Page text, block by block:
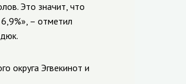
Это значит, что
– отметил
округа Эгвекинот и